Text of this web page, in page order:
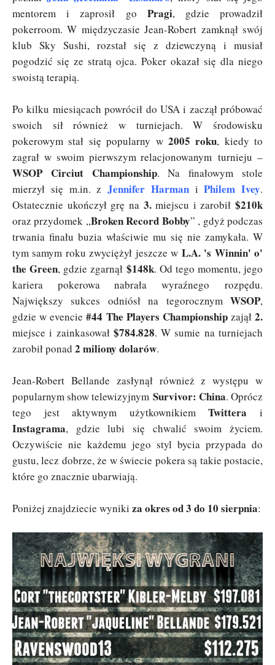
mentorem i zaprosił go Pragi, gdzie prowadził
pokerroom. W międzyczasie Jean-Robert zamknął swój
klub Sky Sushi, rozstał się z dziewczyną i musiał
pogodzić się ze stratą ojca. Poker okazał się dla niego
swoistą terapią.
Po kilku miesiącach powrócił do USA i zaczął próbować
swoich sił również w turniejach. W środowisku
pokerowym stał się popularny w 2005 roku, kiedy to
zagrał w swoim pierwszym relacjonowanym turnieju –
WSOP Circiut Championship. Na finałowym stole
mierzył się m.in. z Jennifer HarmaniPhilem Ivey.
Ostatecznie ukończył grę na 3.miejscu i zarobił $210k
oraz przydomek „Broken Record Bobby” , gdyż podczas
trwania finału buzia właściwie mu się nie zamykała. W
tym samym roku zwyciężył jeszcze w L.A. 's Winnin' o'
the Green, gdzie zgarnął $148k. Od tego momentu, jego
kariera pokerowa nabrała wyraźnego rozpędu.
Największy sukces odniósł na tegorocznym WSOP,
gdzie w evencie#44 The Players Championshipzajął 2.
miejsce i zainkasował $784.828. W sumie na turniejach
zarobił ponad 2 miliony dolarów.
Jean-Robert Bellande zasłynął również z występu w
popularnym show telewizyjnym Survivor: China. Oprócz
tego jest aktywnym użytkownikiemTwittera i
Instagrama, gdzie lubi się chwalić swoim życiem.
Oczywiście nie każdemu jego styl bycia przypada do
gustu, lecz dobrze, że w świecie pokera są takie postacie,
które go znacznie ubarwiają.
Poniżej znajdziecie wyniki za okres od 3 do 10 sierpnia: